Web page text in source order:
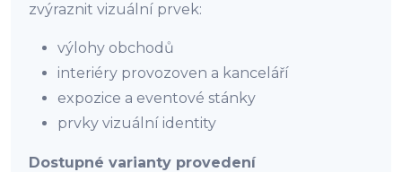
zvýraznit vizuální prvek:
výlohy obchodů
interiéry provozoven a kanceláří
expozice a eventové stánky
prvky vizuální identity
Dostupné varianty provedení